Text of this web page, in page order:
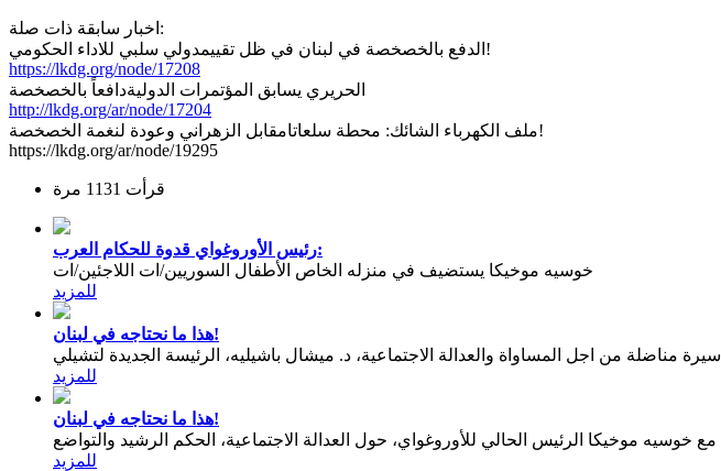
اخبار سابقة ذات صلة:
الدفع بالخصخصة في لبنان في ظل تقييمدولي سلبي للاداء الحكومي!
https://lkdg.org/node/17208
الحريري يسابق المؤتمرات الدوليةدافعاً بالخصخصة
http://lkdg.org/ar/node/17204
ملف الكهرباء الشائك: محطة سلعاتامقابل الزهراني وعودة لنغمة الخصخصة!
https://lkdg.org/ar/node/19295
قرأت 1131 مرة
رئيس الأوروغواي قدوة للحكام العرب:
خوسيه موخيكا يستضيف في منزله الخاص الأطفال السوريين/ات اللاجئين/ات
للمزيد
هذا ما نحتاجه في لبنان!
سيرة مناضلة من اجل المساواة والعدالة الاجتماعية، د. ميشال باشيليه، الرئيسة الجديدة لتشيلي
للمزيد
هذا ما نحتاجه في لبنان!
للمزيد